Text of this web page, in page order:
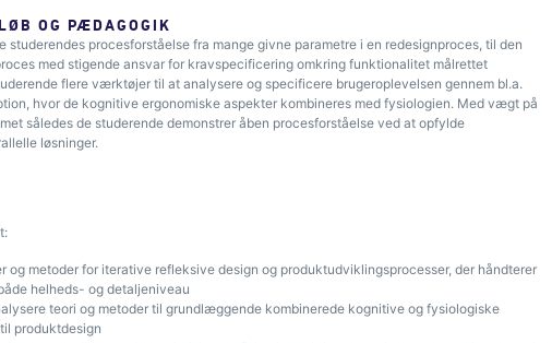
OG PÆDAGOGIK
studerendes procesforståelse fra mange givne parametre i en redesignproces, til den
med stigende ansvar for kravspecificering omkring funktionalitet målrettet
flere værktøjer til at analysere og specificere brugeroplevelsen gennem bl.a.
hvor de kognitive ergonomiske aspekter kombineres med fysiologien. Med vægt på
således de studerende demonstrer åben procesforståelse ved at opfylde
løsninger.
og metoder for iterative refleksive design og produktudviklingsprocesser, der håndterer
helheds- og detaljeniveau
teori og metoder til grundlæggende kombinerede kognitive og fysiologiske
produktdesign